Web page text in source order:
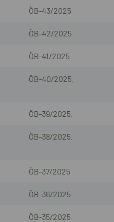
ÖB-43/2025
ÖB-42/2025
ÖB-41/2025
ÖB-40/2025.
ÖB-39/2025.
ÖB-38/2025.
ÖB-37/2025
ÖB-36/2025
ÖB-35/2025